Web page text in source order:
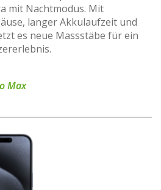
mit Nachtmodus. Mit
langer Akkulaufzeit und
es neue Massstäbe für ein
Max